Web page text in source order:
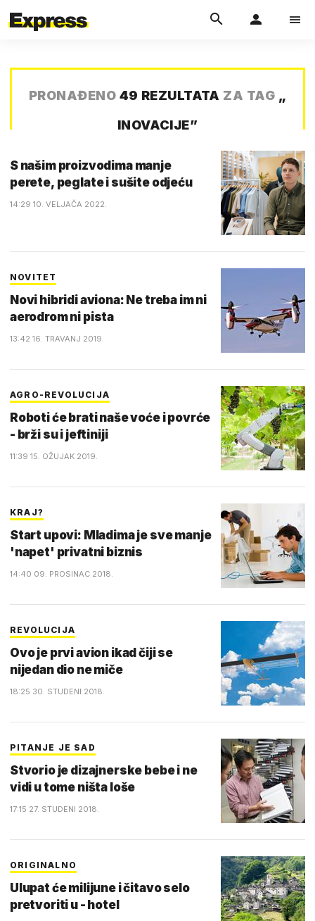
PRONAĐENO 49 REZULTATA ZA TAG „
INOVACIJE”
S našim proizvodima manje
perete, peglate i sušite odjeću
14:29 10. VELJAČA 2022.
NOVITET
Novi hibridi aviona: Ne treba im ni
aerodrom ni pista
13:42 16. TRAVANJ 2019.
AGRO-REVOLUCIJA
Roboti će brati naše voće i povrće
- brži su i jeftiniji
11:39 15. OŽUJAK 2019.
KRAJ?
Start upovi: Mladima je sve manje
'napet' privatni biznis
14:40 09. PROSINAC 2018.
REVOLUCIJA
Ovo je prvi avion ikad čiji se
nijedan dio ne miče
18:25 30. STUDENI 2018.
PITANJE JE SAD
Stvorio je dizajnerske bebe i ne
vidi u tome ništa loše
17:15 27. STUDENI 2018.
ORIGINALNO
Ulupat će milijune i čitavo selo
pretvoriti u - hotel